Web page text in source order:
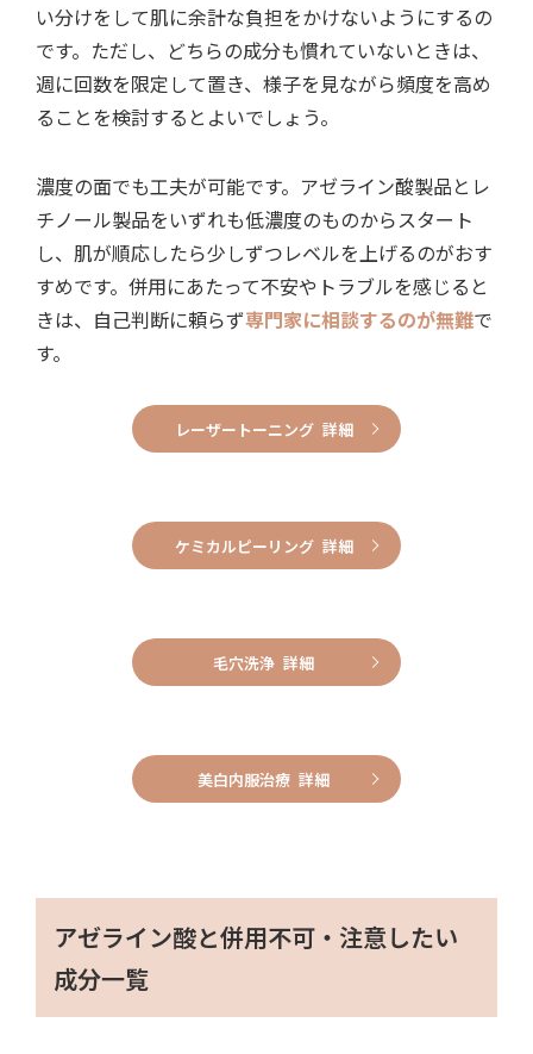
い分けをして肌に余計な負担をかけないようにするの
です。ただし、どちらの成分も慣れていないときは、
週に回数を限定して置き、様子を見ながら頻度を高め
ることを検討するとよいでしょう。
濃度の面でも工夫が可能です。アゼライン酸製品とレ
チノール製品をいずれも低濃度のものからスタート
し、肌が順応したら少しずつレベルを上げるのがおす
すめです。併用にあたって不安やトラブルを感じると
きは、自己判断に頼らず専門家に相談するのが無難で
す。
レーザートーニング 詳細
ケミカルピーリング 詳細
毛穴洗浄 詳細
美白内服治療 詳細
アゼライン酸と併用不可・注意したい
成分一覧